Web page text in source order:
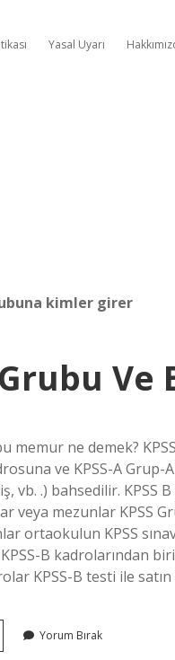
Yasal Uyarı
kimler girer
Ve
memur ne demek?
ve KPSS-A
vb. .) bahsedilir. KPSS
veya mezunlar KPSS
ortaokulun KPSS
KPSS-B kadrolarından
KPSS-B testi ile
Yorum Bırak